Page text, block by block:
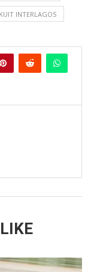
INTERLAGOS